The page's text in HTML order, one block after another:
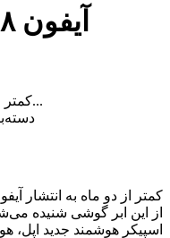
کمتر از دو ماه به انتشار آیفون۸ باقی مانده و...
از این ابر گوشی شنیده
اسپیکر هوشمند جدید اپل،